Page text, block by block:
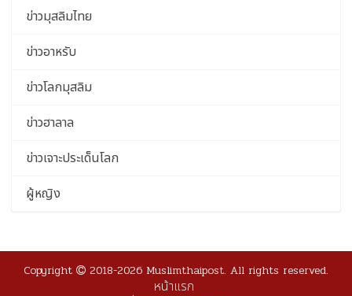
ข่าวมุสลิมไทย
ข่าวอาหรับ
ข่าวโลกมุสลิม
ข่าวฮาลาล
ข่าวเจาะประเด็นโลก
ผู้หญิง